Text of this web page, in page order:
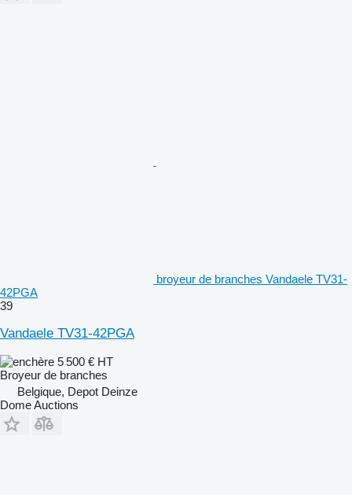
broyeur de branches Vandaele TV31-
42PGA
39
Vandaele TV31-42PGA
5 500 € HT
Broyeur de branches
Belgique, Depot Deinze
Dome Auctions